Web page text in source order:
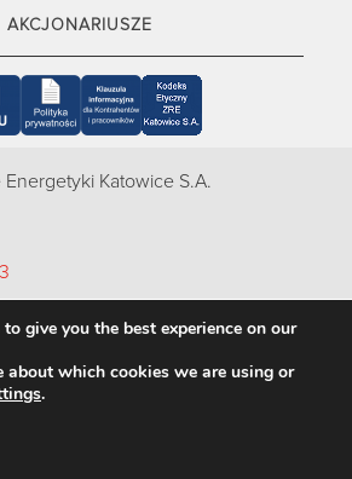
AKCJONARIUSZE
Katowice S.A.
Danych Osobowych w ZRE Katowice
Skut, e-mail: rodo@zre.com.pl
give you the best experience on our
about which cookies we are using or
.